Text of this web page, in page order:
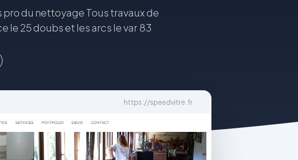
du nettoyage Tous travaux de
le 25 doubs et les arcs le var 83
https://speedvitre.fr